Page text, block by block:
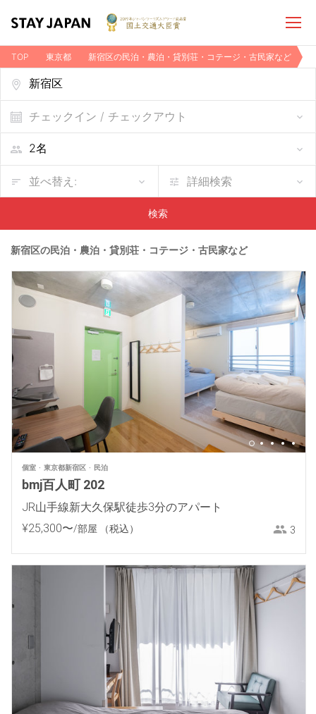
TOP 東京都 新宿区の民泊・農泊・貸別荘・コテージ・古民家など
チェックイン / チェックアウト
並べ替え: 詳細検索
検索
新宿区の民泊・農泊・貸別荘・コテージ・古民家など
個室 東京都新宿区 民泊
bmj百人町 202
JR山手線新大久保駅徒歩3分のアパート
¥25,300〜/部屋 （税込） 3